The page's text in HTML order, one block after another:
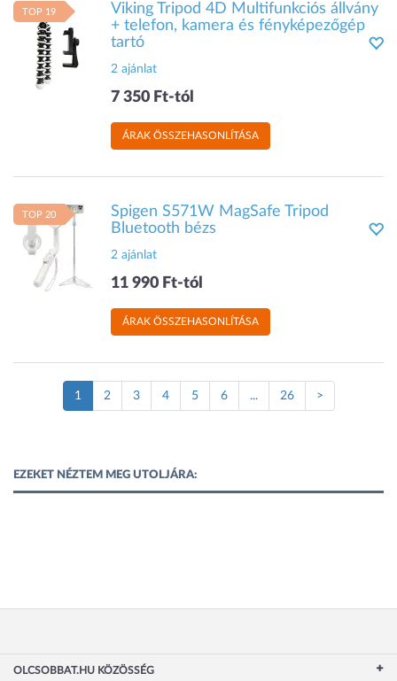
TOP 19
Viking Tripod 4D Multifunkciós állvány
+ telefon, kamera és fényképezőgép
tartó
2 ajánlat
7 350 Ft-tól
ÁRAK ÖSSZEHASONLÍTÁSA
TOP 20
Spigen S571W MagSafe Tripod
Bluetooth bézs
2 ajánlat
11 990 Ft-tól
ÁRAK ÖSSZEHASONLÍTÁSA
1 (Jelenlegi
oldal)
2 3 4 5 6 ... 26 >
EZEKET NÉZTEM MEG UTOLJÁRA:
OLCSOBBAT.HU KÖZÖSSÉG